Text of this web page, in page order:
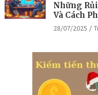
Những
Và Cách
28/07/2025